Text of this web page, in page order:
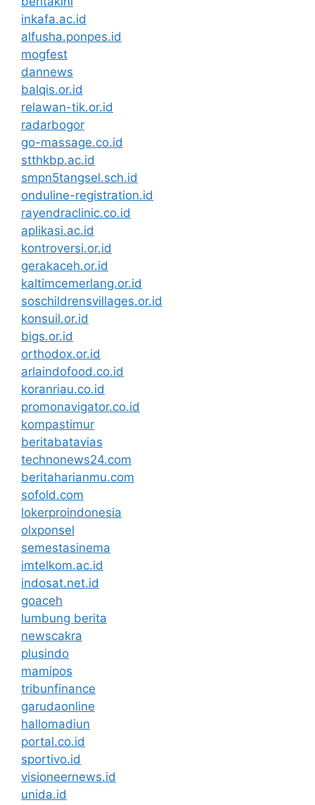
inkafa.ac.id
alfusha.ponpes.id
mogfest
dannews
balqis.or.id
relawan-tik.or.id
radarbogor
go-massage.co.id
stthkbp.ac.id
smpn5tangsel.sch.id
onduline-registration.id
rayendraclinic.co.id
aplikasi.ac.id
kontroversi.or.id
gerakaceh.or.id
kaltimcemerlang.or.id
soschildrensvillages.or.id
konsuil.or.id
bigs.or.id
orthodox.or.id
arlaindofood.co.id
koranriau.co.id
promonavigator.co.id
kompastimur
beritabatavias
technonews24.com
beritaharianmu.com
sofold.com
lokerproindonesia
olxponsel
semestasinema
imtelkom.ac.id
indosat.net.id
goaceh
lumbung berita
newscakra
plusindo
mamipos
tribunfinance
garudaonline
hallomadiun
portal.co.id
sportivo.id
visioneernews.id
unida.id